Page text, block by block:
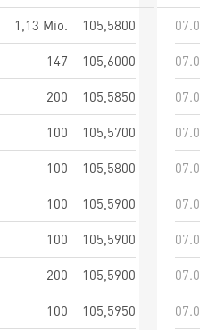
1,13 Mio.
105,5800
147
105,6000
200
105,5850
100
105,5700
100
105,5800
100
105,5900
100
105,5900
200
105,5900
100
105,5950